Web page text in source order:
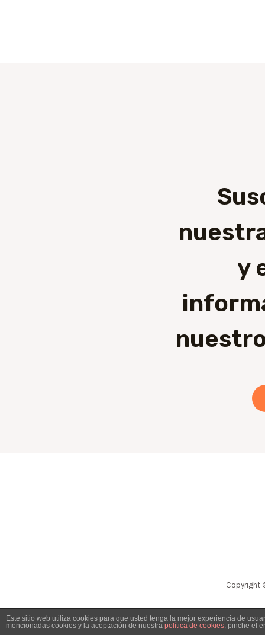
y
Copyright
Este sitio web utiliza cookies para que usted tenga la mejor experiencia de
mencionadas cookies y la aceptación de nuestra política de cookies, pinche el